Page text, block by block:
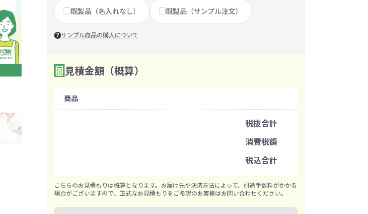
箸・お弁当グッズ カトラリー
ラップ・ビニール
防犯グッズ 防災セット
美容グッズ ミラー
加湿器
マスクケース
ッシュ
啓発グッズ
手袋
イベントセット追加用品
夏のノベルティ 秋のノベルティ
ッズ）
タンブラー
既製品（名入れなし） 既製品（サンプル注文）
サンプル商品の購入について
2 数量を入力
購入条件
注文可能数
見積金額（概算）
商品
税抜合計
消費税額
税込合計
こちらのお見積もりは概算となります。お届け先や決済方法によって、別途手数料がかかる
場合がございますので、正式なお見積もりをご希望のお客様はお問い合わせください。